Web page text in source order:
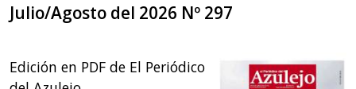
Julio/Agosto del 2026 Nº 297
Edición en PDF de El Periódico